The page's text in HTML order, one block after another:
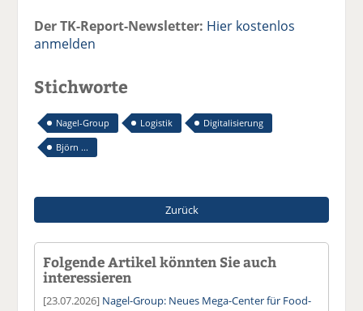
Der TK-Report-Newsletter: Hier kostenlos
anmelden
Stichworte
Nagel-Group Logistik
Digitalisierung
Björn ...
Zurück
Folgende Artikel könnten Sie auch
interessieren
[23.07.2026] Nagel-Group: Neues Mega-Center für Food-